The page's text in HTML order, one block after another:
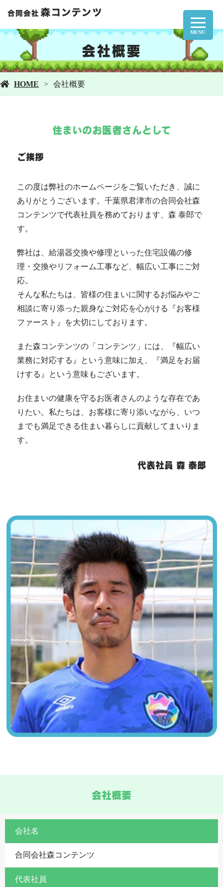
MENU
会社概要
HOME 会社概要
住まいのお医者さんとして
ご挨拶
この度は弊社のホームページをご覧いただき、誠に
ありがとうございます。千葉県君津市の合同会社森
コンテンツで代表社員を務めております、森 泰郎で
す。
弊社は、給湯器交換や修理といった住宅設備の修
理・交換やリフォーム工事など、幅広い工事にご対
応。
そんな私たちは、皆様の住まいに関するお悩みやご
相談に寄り添った親身なご対応を心がける『お客様
ファースト』を大切にしております。
また森コンテンツの「コンテンツ」には、『幅広い
業務に対応する』という意味に加え、『満足をお届
けする』という意味もございます。
お住まいの健康を守るお医者さんのような存在であ
りたい。私たちは、お客様に寄り添いながら、いつ
までも満足できる住まい暮らしに貢献してまいりま
す。
代表社員 森 泰郎
会社概要
会社名
合同会社森コンテンツ
代表社員